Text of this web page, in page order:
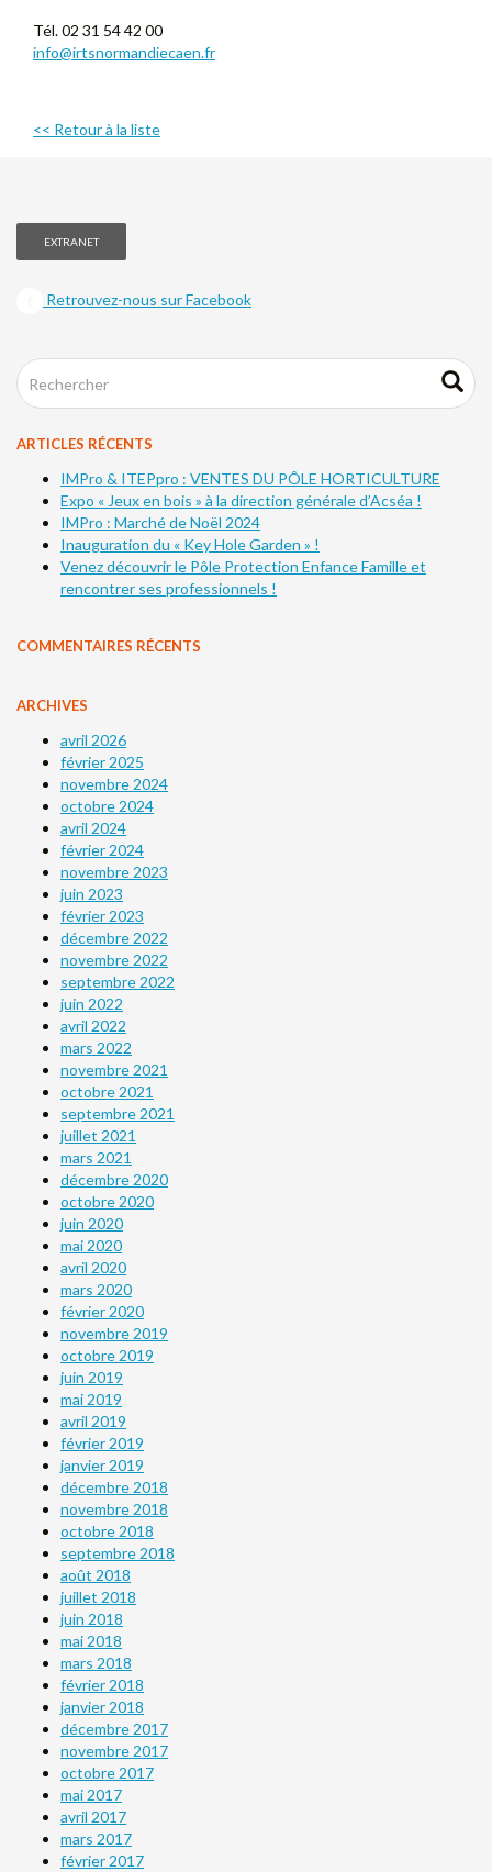
Tél. 02 31 54 42 00
info@irtsnormandiecaen.fr
<< Retour à la liste
EXTRANET
Retrouvez-nous sur Facebook
ARTICLES RÉCENTS
IMPro & ITEPpro : VENTES DU PÔLE HORTICULTURE
Expo « Jeux en bois » à la direction générale d’Acséa !
IMPro : Marché de Noël 2024
Inauguration du « Key Hole Garden » !
Venez découvrir le Pôle Protection Enfance Famille et
rencontrer ses professionnels !
COMMENTAIRES RÉCENTS
ARCHIVES
avril 2026
février 2025
novembre 2024
octobre 2024
avril 2024
février 2024
novembre 2023
juin 2023
février 2023
décembre 2022
novembre 2022
septembre 2022
juin 2022
avril 2022
mars 2022
novembre 2021
octobre 2021
septembre 2021
juillet 2021
mars 2021
décembre 2020
octobre 2020
juin 2020
mai 2020
avril 2020
mars 2020
février 2020
novembre 2019
octobre 2019
juin 2019
mai 2019
avril 2019
février 2019
janvier 2019
décembre 2018
novembre 2018
octobre 2018
septembre 2018
août 2018
juillet 2018
juin 2018
mai 2018
mars 2018
février 2018
janvier 2018
décembre 2017
novembre 2017
octobre 2017
mai 2017
avril 2017
mars 2017
février 2017